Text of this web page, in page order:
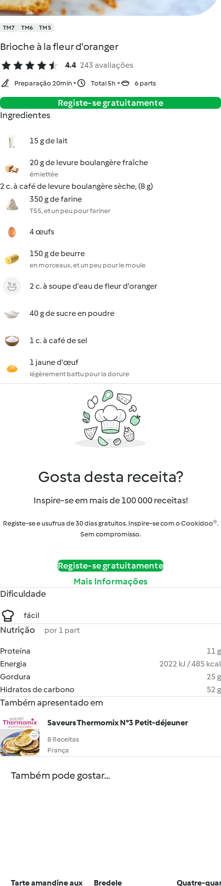
TM7 TM6 TM5
Brioche à la fleur d'oranger
4.4 243 avaliações
Preparação 20min Total 5h 6 parts
Registe-se gratuitamente
Ingredientes
15 g de lait
20 g de levure boulangère fraîche
émiettée
2 c. à café de levure boulangère sèche, (8 g)
350 g de farine
T55, et un peu pour fariner
4 œufs
150 g de beurre
en morceaux, et un peu pour le moule
2 c. à soupe d'eau de fleur d'oranger
40 g de sucre en poudre
1 c. à café de sel
1 jaune d'œuf
légèrement battu pour la dorure
Gosta desta receita?
Inspire-se em mais de 100 000 receitas!
Registe-se e usufrua de 30 dias gratuitos. Inspire-se com o Cookidoo®.
Sem compromisso.
Registe-se gratuitamente
Mais Informações
Dificuldade
fácil
Nutrição por 1 part
Proteína
11 g
Energia
2022 kJ / 485 kcal
Gordura
25 g
Hidratos de carbono
52 g
Também apresentado em
Saveurs Thermomix N°3 Petit-déjeuner
8 Receitas
França
Também pode gostar...
Tarte amandine aux Bredele Quatre-